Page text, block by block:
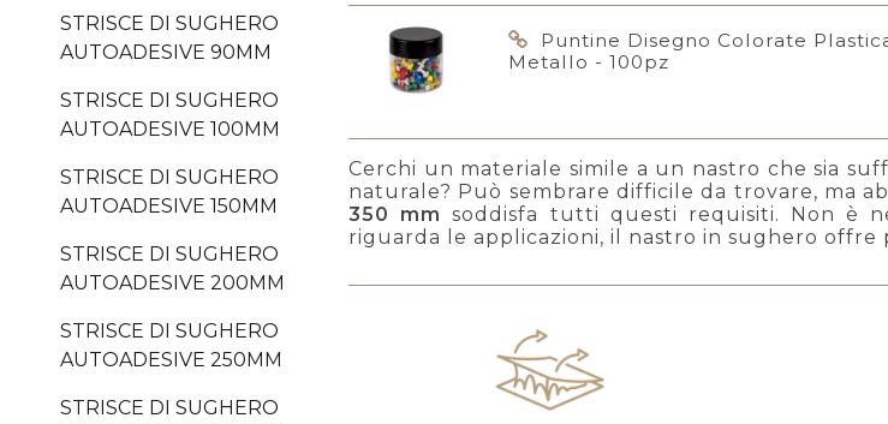
STRISCE DI SUGHERO
AUTOADESIVE 90MM
STRISCE DI SUGHERO
AUTOADESIVE 100MM
STRISCE DI SUGHERO
AUTOADESIVE 150MM
STRISCE DI SUGHERO
AUTOADESIVE 200MM
STRISCE DI SUGHERO
AUTOADESIVE 250MM
STRISCE DI SUGHERO
Puntine Disegno Colorate
Metallo - 100pz
Cerchi un materiale simile a un nastro che sia
naturale? Può sembrare difficile da trovare, ma
350 mm soddisfa tutti questi requisiti. Non è
riguarda le applicazioni, il nastro in sughero offre